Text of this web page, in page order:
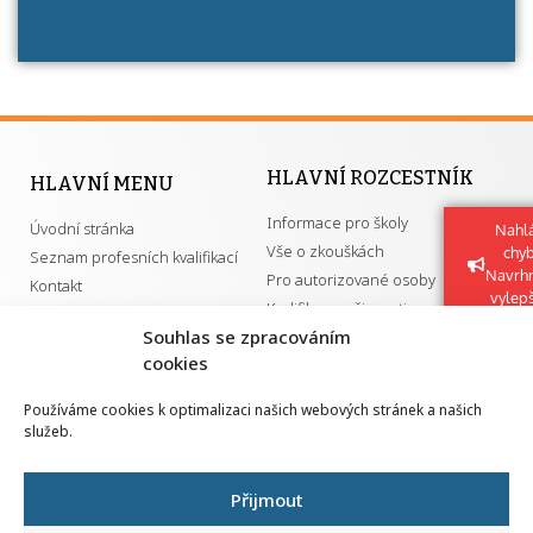
Souhlas se zpracováním
cookies
Používáme cookies k optimalizaci našich webových stránek a našich
služeb.
Přijmout
HLAVNÍ MENU
Úvodní stránka
Seznam profesních kvalifikací
Kontakt
HLAVNÍ ROZCESTNÍK
Informace pro školy
Vše o zkouškách
Pro autorizované osoby
Kvalifikace a živnosti
GDPR
Národní pedagogický institut ČR
Senovážné náměstí 25